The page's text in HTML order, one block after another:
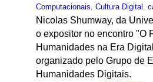
Computacionais, Cultura Digital ,
Nicolas Shumway, da
o expositor no encontro "O
Humanidades na Era
organizado pelo Grupo de
Humanidades Digitais.